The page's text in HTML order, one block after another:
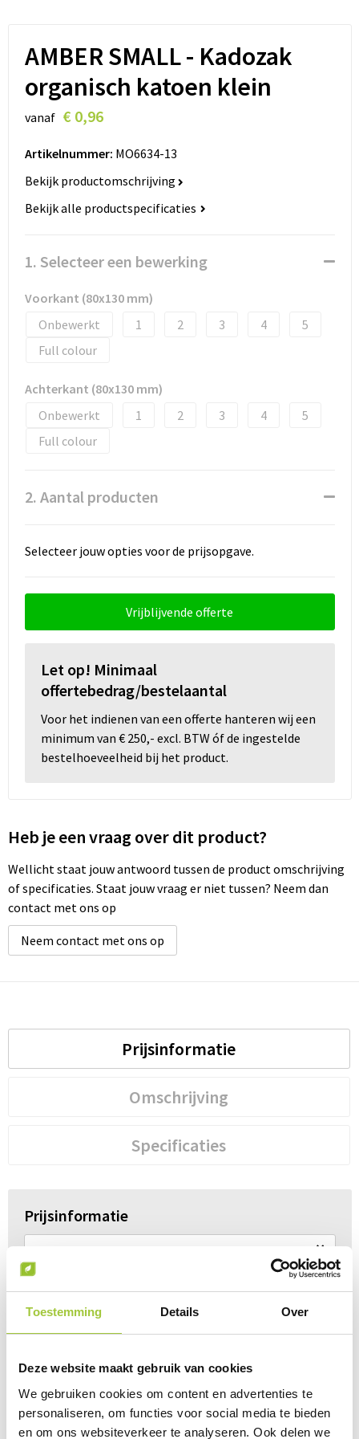
Toestemming Details Over
Deze website maakt gebruik van cookies
We gebruiken cookies om content en advertenties te
personaliseren, om functies voor social media te bieden
en om ons websiteverkeer te analyseren. Ook delen we
Lokale producten
Miniboxen
Momenten
Persoonlijke verzorging
Sleutelhangers
Sport
Textiel
Thuiswerken
Virtueel uitje met borrelbox
Vrije tijd en strand
Wellness
Wijn & Bier
Relatiegeschenken zomer
Ondergoed, Sokken en Nachtkleding
AMBER SMALL - Kadozak
organisch katoen klein
vanaf € 0,96
Artikelnummer: MO6634-13
Bekijk productomschrijving
Bekijk alle productspecificaties
1. Selecteer een bewerking
Voorkant (80x130 mm)
Onbewerkt
1 2 3 4
5
Full colour
Achterkant (80x130 mm)
Onbewerkt
1 2 3 4
5
Full colour
2. Aantal producten
Selecteer jouw opties voor de prijsopgave.
Vrijblijvende offerte
Let op! Minimaal
offertebedrag/bestelaantal
Voor het indienen van een offerte hanteren wij een
minimum van € 250,- excl. BTW óf de ingestelde
bestelhoeveelheid bij het product.
Heb je een vraag over dit product?
Wellicht staat jouw antwoord tussen de product omschrijving
of specificaties. Staat jouw vraag er niet tussen? Neem dan
contact met ons op
Neem contact met ons op
Prijsinformatie
Omschrijving
Specificaties
Prijsinformatie
×
Draai uw mobiel voor de Prijs informatie
Gerelateerde producten